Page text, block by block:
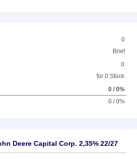
0
Brief
0
für 0 Stück
0 / 0%
0 / 0%
Deere Capital Corp. 2,35% 22/27